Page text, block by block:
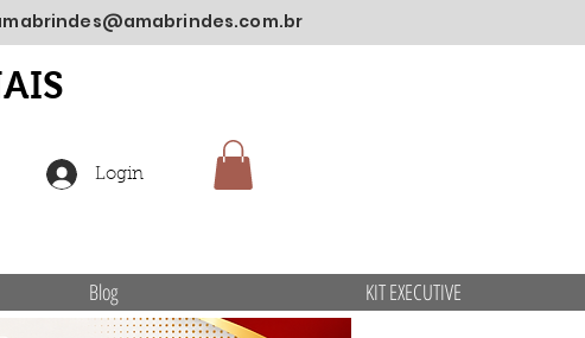
Login
Blog KIT EXECUTIVE